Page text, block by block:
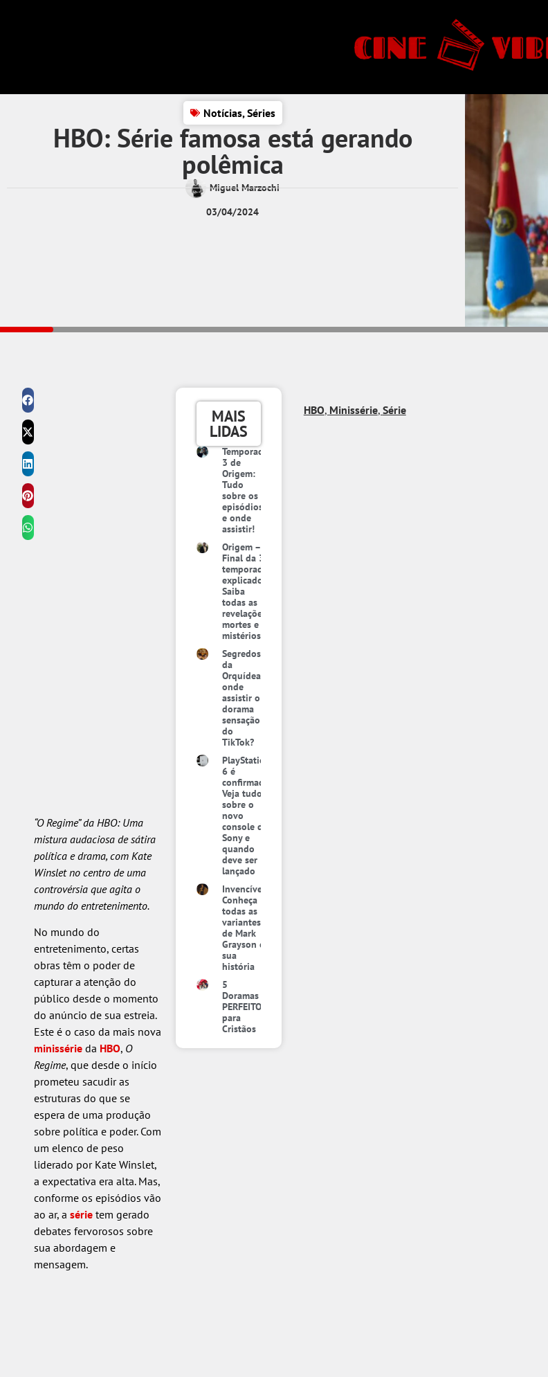
Notícias,Séries
HBO: Série famosa está gerando
polêmica
Miguel Marzochi
03/04/2024
“O Regime” da HBO: Uma
mistura audaciosa de sátira
política e drama, com Kate
Winslet no centro de uma
controvérsia que agita o
mundo do entretenimento.
No mundo do
entretenimento, certas
obras têm o poder de
capturar a atenção do
público desde o momento
do anúncio de sua estreia.
Este é o caso da mais nova
minissérie da HBO, O
Regime, que desde o início
prometeu sacudir as
estruturas do que se
espera de uma produção
sobre política e poder. Com
um elenco de peso
liderado por Kate Winslet,
a expectativa era alta. Mas,
conforme os episódios vão
ao ar, a série tem gerado
debates fervorosos sobre
sua abordagem e
mensagem.
MAIS
LIDAS
Temporada
3 de
Origem:
Tudo
sobre os
episódios
e onde
assistir!
Origem –
Final da 3ª
temporada
explicado:
Saiba
todas as
revelações,
mortes e
mistérios
Segredos
da
Orquídea:
onde
assistir o
dorama
sensação
do
TikTok?
PlayStation
6 é
confirmado:
Veja tudo
sobre o
novo
console da
Sony e
quando
deve ser
lançado
Invencível:
Conheça
todas as
variantes
de Mark
Grayson e
sua
história
5
Doramas
PERFEITOS
para
Cristãos
HBO, Minissérie, Série